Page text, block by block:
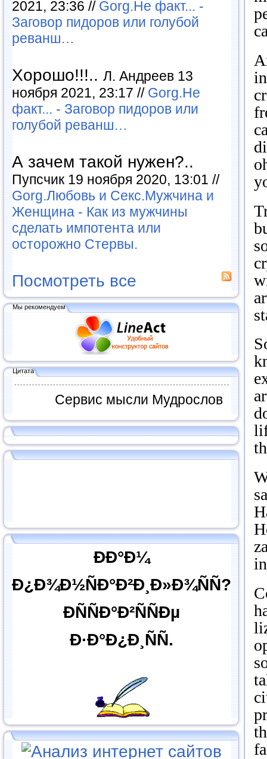
2021, 23:36 // Gorg.Не факт... -
Заговор пидоров или голубой
реванш…
Хорошо!!!.. Л. Андреев 13
ноября 2021, 23:17 // Gorg.Не
факт... - Заговор пидоров или
голубой реванш…
А зачем такой нужен?..
Пупсчик 19 ноября 2020, 13:01 //
Gorg.Любовь и Секс.Мужчина и
Женщина - Как из мужчины
сделать импотента или
осторожно Стервы.
Посмотреть все
Мы рекомендуем
Цитата
Сервис мысли Мудрослов
ÐÐ°Ð¼
Ð¿Ð¾Ð½ÑÐ°Ð²Ð¸Ð»Ð¾ÑÑ?
ÐÑÑÐ°Ð²ÑÑÐµ
Ð·Ð°Ð¿Ð¸ÑÑ.